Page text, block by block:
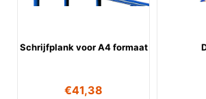
Schrijfplank voor A4 formaat
€41,38